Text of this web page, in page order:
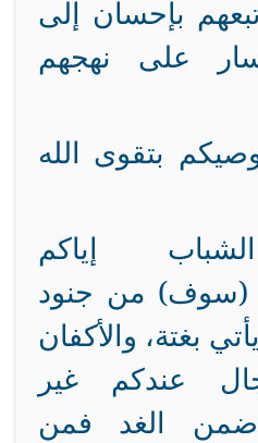
بإحسان إلى
على نهجهم
بتقوى الله
إياكم
(سوف) من جنود
بغتة، والأكفان
عندكم غير
ضمن الغد فمن